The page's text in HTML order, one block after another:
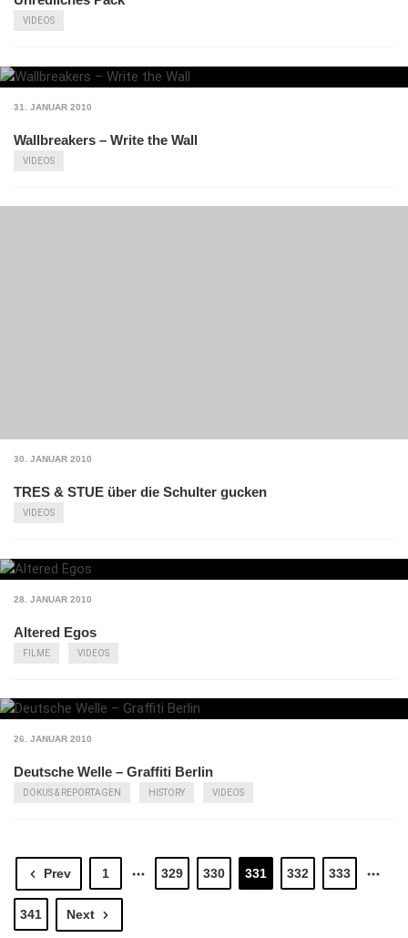
VIDEOS
31. JANUAR 2010
Wallbreakers – Write the Wall
VIDEOS
30. JANUAR 2010
TRES & STUE über die Schulter gucken
VIDEOS
28. JANUAR 2010
Altered Egos
FILME VIDEOS
26. JANUAR 2010
Deutsche Welle – Graffiti Berlin
DOKUS & REPORTAGEN HISTORY VIDEOS
Prev 1 329 330 331 332 333
341 Next